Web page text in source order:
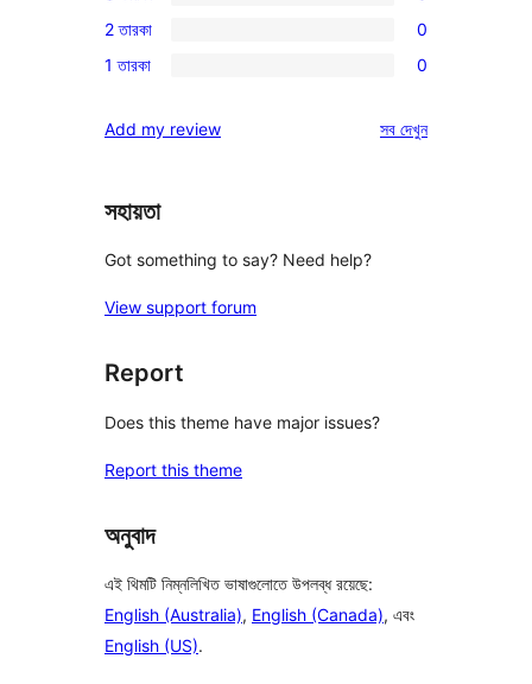
রিভিউ
স্টার
রিভিউ
0টি
3-
স্টার
0টি
2-
রিভিউ
2 তারকা 0
0টি
স্টার
1 তারকা 0
Add my review সবরিভিউ
দেখুন
সহায়তা
Got something to say? Need help?
View support forum
Report
Does this theme have major issues?
Report this theme
অনুবাদ
এই থিমটি নিম্নলিখিত ভাষাগুলোতে উপলব্ধ রয়েছে:
English (Australia), English (Canada), এবং
English (US).